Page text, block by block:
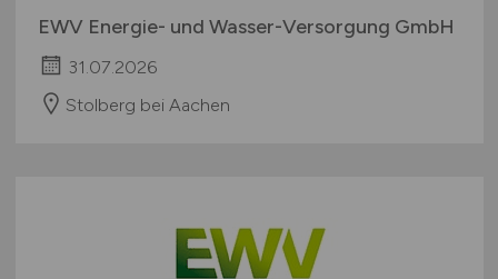
EWV Energie- und Wasser-Versorgung GmbH
31.07.2026
Stolberg bei Aachen